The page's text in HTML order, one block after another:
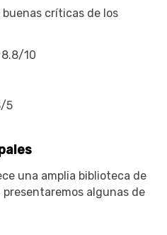
críticas de los
8.8/10
5
una amplia biblioteca de
algunas de